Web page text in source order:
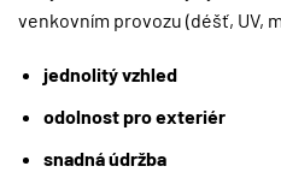
venkovním provozu (déšť, UV,
jednolitý vzhled
odolnost pro exteriér
snadná údržba